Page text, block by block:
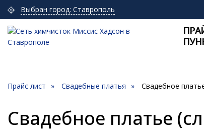
Выбран город: Ставрополь
Прайс лист Свадебные платья Свадебное
Свадебное платье